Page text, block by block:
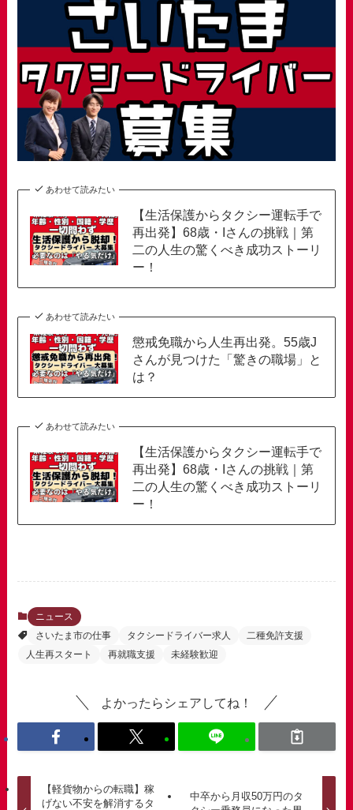
あわせて読みたい
【生活保護からタクシー運転手で
再出発】68歳・Iさんの挑戦｜第
二の人生の驚くべき成功ストーリ
ー！
あわせて読みたい
懲戒免職から人生再出発。55歳J
さんが見つけた「驚きの職場」と
は？
あわせて読みたい
【生活保護からタクシー運転手で
再出発】68歳・Iさんの挑戦｜第
二の人生の驚くべき成功ストーリ
ー！
ニュース
さいたま市の仕事
タクシードライバー求人
二種免許支援
人生再スタート
再就職支援 未経験歓迎
よかったらシェアしてね！
【軽貨物からの転職】稼
げない不安を解消するタ
中卒から月収50万円のタ